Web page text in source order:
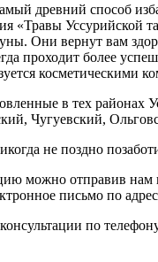
древний способ
«Травы Уссурийской
Они вернут вам
проходит более
косметическими
в тех районах
Чугуевский,
не поздно
можно отправив нам
письмо по
по